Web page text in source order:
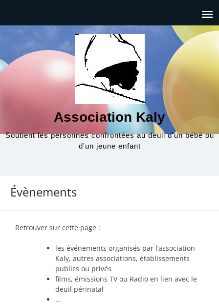
Association Kaly
Soutient les personnes confrontées au deuil d'un bébé ou
d'un jeune enfant
Évènements
Retrouver sur cette page :
les événements organisés par l’association
Kaly, autres associations, établissements
publics ou privés
films, émissions TV ou Radio en lien avec le
deuil périnatal
…
00:00